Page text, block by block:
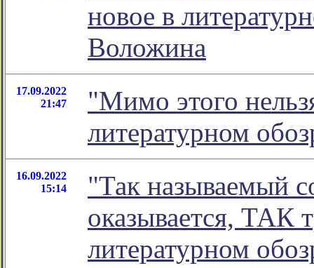
новое в
Воложина
17.09.2022
21:47
"Мимо этого
литературном
16.09.2022
15:14
"Так называемый
оказывается, ТАК
литературном